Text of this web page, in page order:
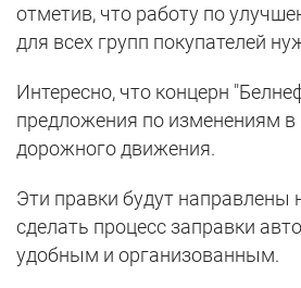
отметив, что работу по
для всех групп покупателей
Интересно, что концерн
предложения по изменениям
дорожного движения.
Эти правки будут направлены
сделать процесс заправки
удобным и организованным.